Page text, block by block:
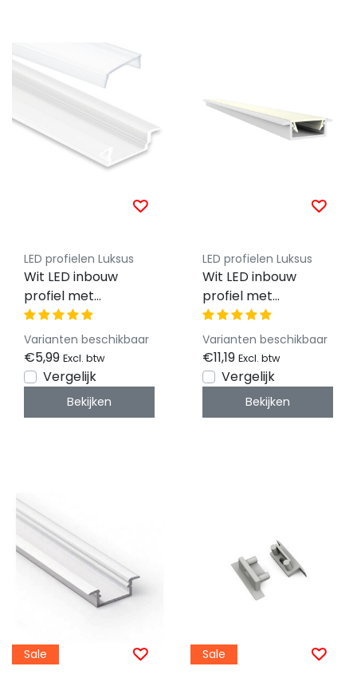
LED profielen Luksus
Wit LED inbouw
profiel met
klikafdekking 16,80
mm x 5,91mm -
08WIT
Varianten beschikbaar
€5,99 Excl. btw
Vergelijk
Bekijken
LED profielen Luksus
Wit LED inbouw
profiel met
klikafdekking 15 mm
x 6mm - 308WIT
Varianten beschikbaar
€11,19 Excl. btw
Vergelijk
Bekijken
Sale Sale